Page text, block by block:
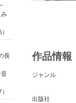
長
作品情報
ジャンル
出版社